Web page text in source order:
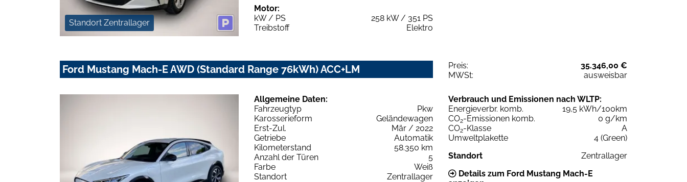
Standort Zentrallager
Motor:
kW / PS
258 kW / 351 PS
Treibstoff
Elektro
Ford Mustang Mach-E AWD (Standard Range 76kWh) ACC+LM Preis:
35.346,00 €
MWSt:
ausweisbar
Allgemeine Daten:
Fahrzeugtyp
Pkw
Karosserieform
Geländewagen
Erst-Zul.
Mär / 2022
Getriebe
Automatik
Kilometerstand
58.350 km
Anzahl der Türen
5
Farbe
Weiß
Standort
Zentrallager
Verbrauch und Emissionen nach WLTP:
Energieverbr. komb.
19,5 kWh/100km
CO2-Emissionen komb.
0 g/km
CO2-Klasse
A
Umweltplakette
4 (Green)
Standort
Zentrallager
Details zum Ford Mustang Mach-E